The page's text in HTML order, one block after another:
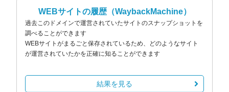
WEBサイトの履歴（WaybackMachine）
過去このドメインで運営されていたサイトのスナップショットを
調べることができます
WEBサイトがまるごと保存されているため、どのようなサイト
が運営されていたかを正確に知ることができます
結果を見る